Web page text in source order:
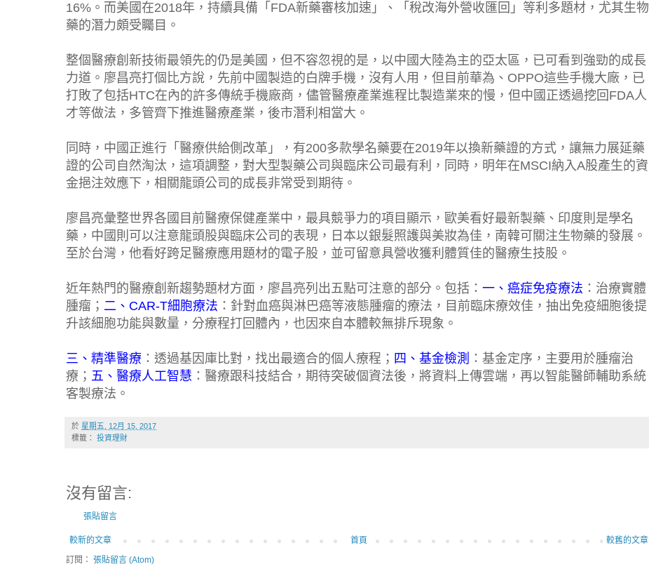
16%。而美國在2018年，持續具備「FDA新藥審核加速」、「稅改海外營收匯回」等利多題材，尤其生物
藥的潛力頗受矚目。
整個醫療創新技術最領先的仍是美國，但不容忽視的是，以中國大陸為主的亞太區，已可看到強勁的成長
力道。廖昌亮打個比方說，先前中國製造的白牌手機，沒有人用，但目前華為、OPPO這些手機大廠，已
打敗了包括HTC在內的許多傳統手機廠商，儘管醫療產業進程比製造業來的慢，但中國正透過挖回FDA人
才等做法，多管齊下推進醫療產業，後市潛利相當大。
同時，中國正進行「醫療供給側改革」，有200多款學名藥要在2019年以換新藥證的方式，讓無力展延藥
證的公司自然淘汰，這項調整，對大型製藥公司與臨床公司最有利，同時，明年在MSCI納入A股產生的資
金挹注效應下，相關龍頭公司的成長非常受到期待。
廖昌亮彙整世界各國目前醫療保健產業中，最具競爭力的項目顯示，歐美看好最新製藥、印度則是學名
藥，中國則可以注意龍頭股與臨床公司的表現，日本以銀髮照護與美妝為佳，南韓可關注生物藥的發展。
至於台灣，他看好跨足醫療應用題材的電子股，並可留意具營收獲利體質佳的醫療生技股。
近年熱門的醫療創新趨勢題材方面，廖昌亮列出五點可注意的部分。包括： 一、癌症免疫療法 ：治療實體
腫瘤； 二、CAR-T細胞療法 ：針對血癌與淋巴癌等液態腫瘤的療法，目前臨床療效佳，抽出免疫細胞後提
升該細胞功能與數量，分療程打回體內，也因來自本體較無排斥現象。
三、精準醫療 ：透過基因庫比對，找出最適合的個人療程； 四、基金檢測 ：基金定序，主要用於腫瘤治
療； 五、醫療人工智慧 ：醫療跟科技結合，期待突破個資法後，將資料上傳雲端，再以智能醫師輔助系統
客製療法。
於 星期五, 12月 15, 2017
標籤： 投資理財
沒有留言:
張貼留言
較新的文章 較舊的文章
首頁
訂閱： 張貼留言 (Atom)